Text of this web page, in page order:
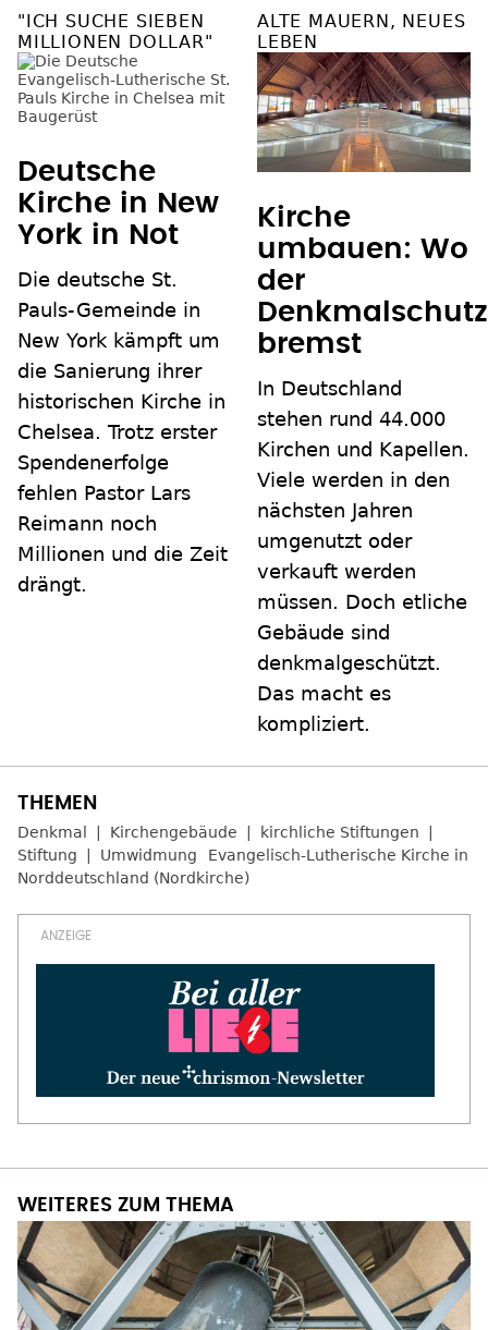
"ICH SUCHE SIEBEN
MILLIONEN DOLLAR"
Deutsche
Kirche in New
York in Not
Die deutsche St.
Pauls-Gemeinde in
New York kämpft um
die Sanierung ihrer
historischen Kirche in
Chelsea. Trotz erster
Spendenerfolge
fehlen Pastor Lars
Reimann noch
Millionen und die Zeit
drängt.
ALTE MAUERN, NEUES
LEBEN
Kirche
umbauen: Wo
der
Denkmalschutz
bremst
In Deutschland
stehen rund 44.000
Kirchen und Kapellen.
Viele werden in den
nächsten Jahren
umgenutzt oder
verkauft werden
müssen. Doch etliche
Gebäude sind
denkmalgeschützt.
Das macht es
kompliziert.
Denkmal Kirchengebäude
kirchliche Stiftungen
Stiftung
Umwidmung
Evangelisch-Lutherische Kirche in
Norddeutschland (Nordkirche)
WEITERES ZUM THEMA